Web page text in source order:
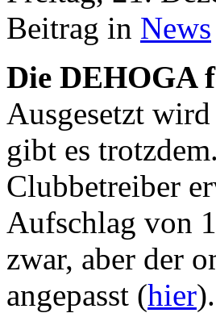
Beitrag in News
Die DEHOGA
Ausgesetzt
gibt es
Clubbetreiber
Aufschlag von
zwar, aber der
angepasst (hier).